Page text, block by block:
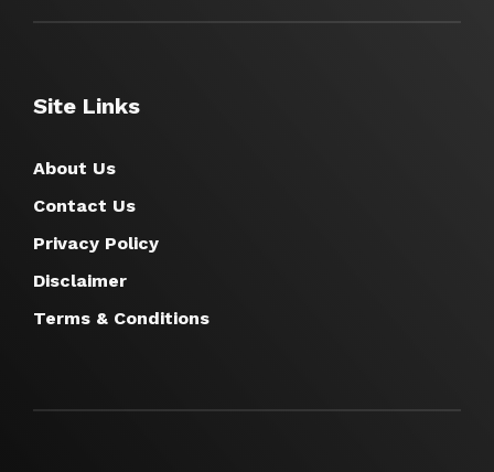
Site Links
About Us
Contact Us
Privacy Policy
Disclaimer
Terms & Conditions